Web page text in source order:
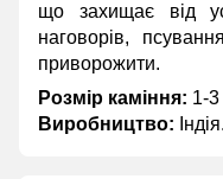
що захищає від
наговорів,
приворожити.
Розмір каміння: 1-
Виробництво: Індія.